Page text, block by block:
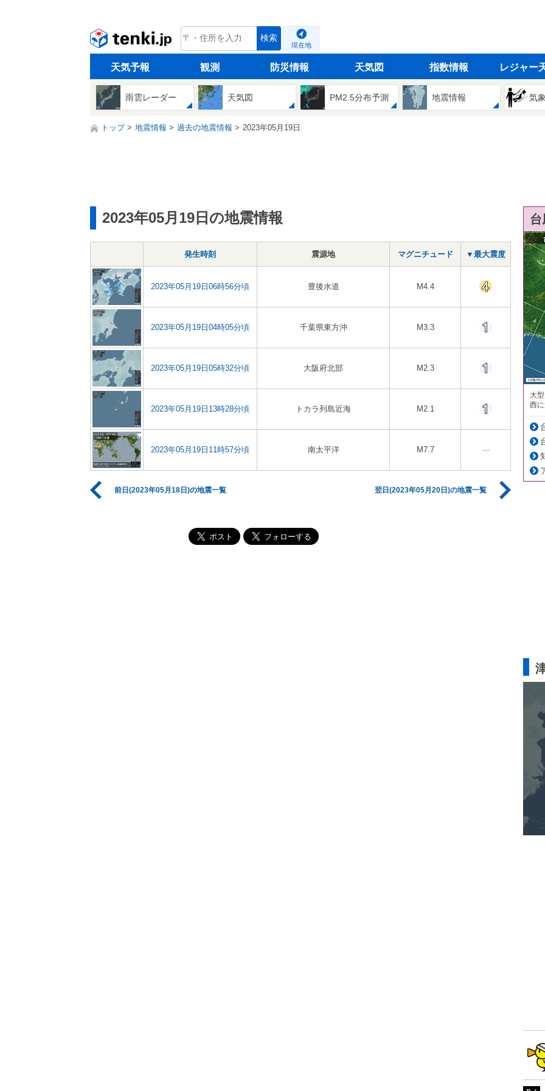
tenki.jp 検索
現在地
天気予報 観測 防災情報 天気図 指数情報 レジャー
雨雲レーダー 天気図 PM2.5分布予測 地震情報 気
トップ 地震情報 過去の地震情報 2023年05月19日
2023年05月19日の地震情報
発生時刻 震源地 マグニチュード ▼最大震度
2023年05月19日06時56分頃 豊後水道 M4.4
2023年05月19日04時05分頃 千葉県東方沖 M3.3
2023年05月19日05時32分頃 大阪府北部 M2.3
2023年05月19日13時28分頃 トカラ列島近海 M2.1
2023年05月19日11時57分頃 南太平洋 M7.7 ---
前日(2023年05月18日)の地震一覧 翌日(2023年05月20日)の地震一覧
大
西